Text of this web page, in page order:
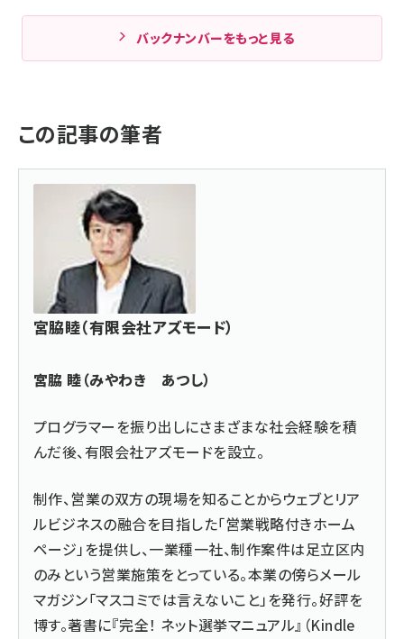
バックナンバーをもっと見る
この記事の筆者
宮脇睦（有限会社アズモード）
宮脇 睦（みやわき あつし）
プログラマーを振り出しにさまざまな社会経験を積
んだ後、有限会社アズモードを設立。
制作、営業の双方の現場を知ることからウェブとリア
ルビジネスの融合を目指した「営業戦略付きホーム
ページ」を提供し、一業種一社、制作案件は足立区内
のみという営業施策をとっている。本業の傍らメール
マガジン「マスコミでは言えないこと」を発行。好評を
博す。著書に『完全！ ネット選挙マニュアル』（Kindle